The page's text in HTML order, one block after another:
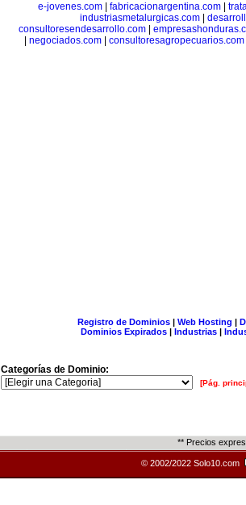
e-jovenes.com
fabricacionargentina.com
industriasmetalurgicas.com|
consultoresendesarrollo.com
negociados.com consultoresagropecuarios.com
Registro de Dominios| Web Hosting |
Dominios Expirados | Industrias |
Categorías de Dominio:
[Pág.
** Precios
© 2002/2022 Solo10.com